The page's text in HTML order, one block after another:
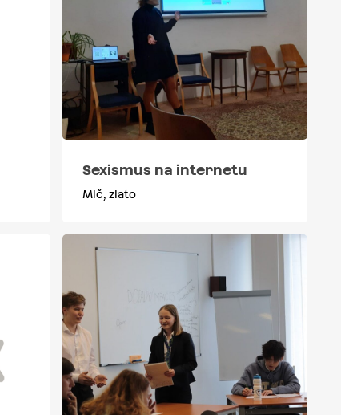
Sexismus na internetu
Mlč, zlato